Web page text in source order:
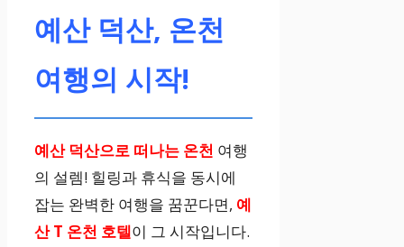
예산 덕산, 온천
여행의 시작!
예산 덕산으로 떠나는 온천 여행
의 설렘! 힐링과 휴식을 동시에
잡는 완벽한 여행을 꿈꾼다면, 예
산 T 온천 호텔이 그 시작입니다.